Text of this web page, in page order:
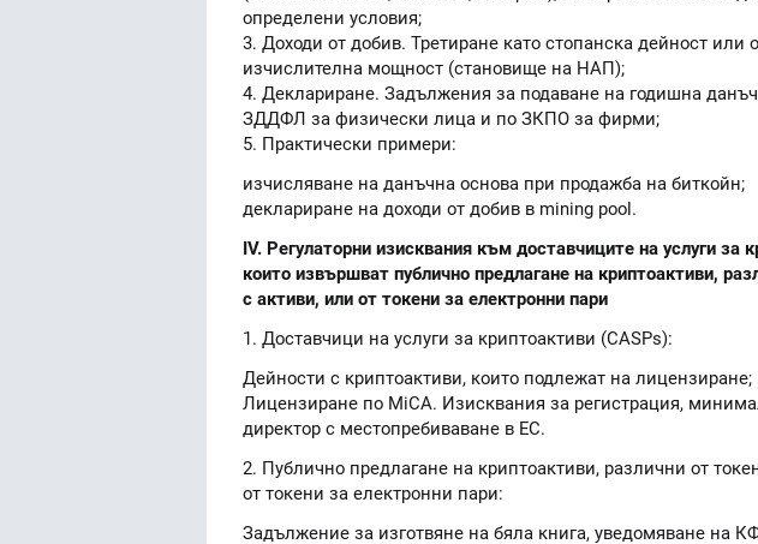
определени условия;
3. Доходи от добив. Третиране като стопанска дейност или
изчислителна мощност (становище на НАП);
4. Деклариране. Задължения за подаване на годишна
ЗДДФЛ за физически лица и по ЗКПО за фирми;
5. Практически примери:
изчисляване на данъчна основа при продажба на биткойн;
деклариране на доходи от добив в mining pool.
IV. Регулаторни изисквания към доставчиците на услуги за
които извършват публично предлагане на криптоактиви,
с активи, или от токени за електронни пари
1. Доставчици на услуги за криптоактиви (CASPs):
Дейности с криптоактиви, които подлежат на лицензиране;
Лицензиране по MiCA. Изисквания за регистрация,
директор с местопребиваване в ЕС.
2. Публично предлагане на криптоактиви, различни от
от токени за електронни пари:
Задължение за изготвяне на бяла книга, уведомяване на